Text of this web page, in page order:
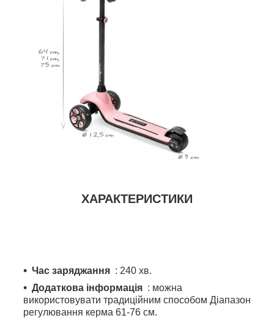
ХАРАКТЕРИСТИКИ
Час заряджання : 240 хв.
Додаткова інформація : можна
використовувати традиційним способом Діапазон
регулювання керма 61-76 см.